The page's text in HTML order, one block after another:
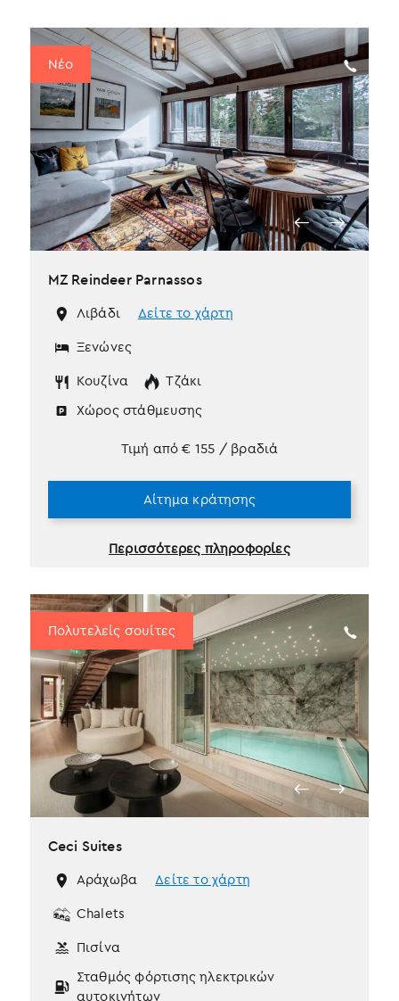
Νέο
MZ Reindeer Parnassos
Λιβάδι
Δείτε το χάρτη
Ξενώνες
Κουζίνα
Τζάκι
Χώρος στάθμευσης
Περισσότερες πληροφορίες
Τιμή από € 155 / βραδιά
Αίτημα κράτησης
Πολυτελείς σουίτες
Ceci Suites
Αράχωβα
Δείτε το χάρτη
Chalets
Πισίνα
Σταθμός φόρτισης ηλεκτρικών
αυτοκινήτων